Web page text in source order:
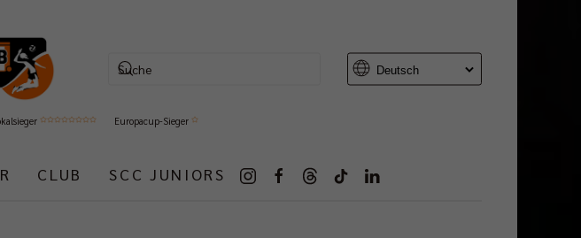
Europacup-Sieger
CLUB SCC JUNIORS